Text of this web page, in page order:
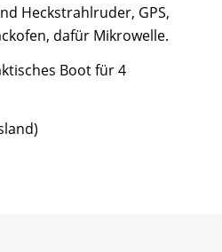
Heckstrahlruder, GPS,
dafür Mikrowelle.
Boot für 4